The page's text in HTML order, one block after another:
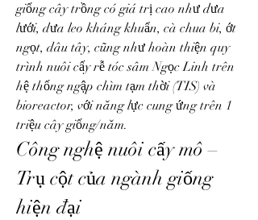
giống cây trồng có giá trị cao như dưa
lưới, dưa leo kháng khuẩn, cà chua bi, ớt
ngọt, dâu tây, cũng như hoàn thiện quy
trình nuôi cấy rễ tóc sâm Ngọc Linh trên
hệ thống ngập chìm tạm thời (TIS) và
bioreactor, với năng lực cung ứng trên 1
triệu cây giống/năm.
Công nghệ nuôi cấy mô –
Trụ cột của ngành giống
hiện đại